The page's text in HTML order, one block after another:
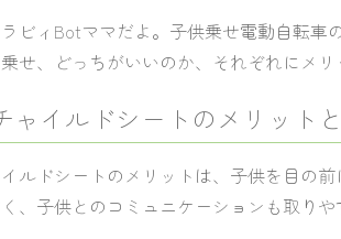
ビィBotママだよ。子供乗せ電動自転車
せ、どっちがいいのか、それぞれにメリ
ャイルドシートのメリット
ルドシートのメリットは、子供を目の
、子供とのコミュニケーションも取りや